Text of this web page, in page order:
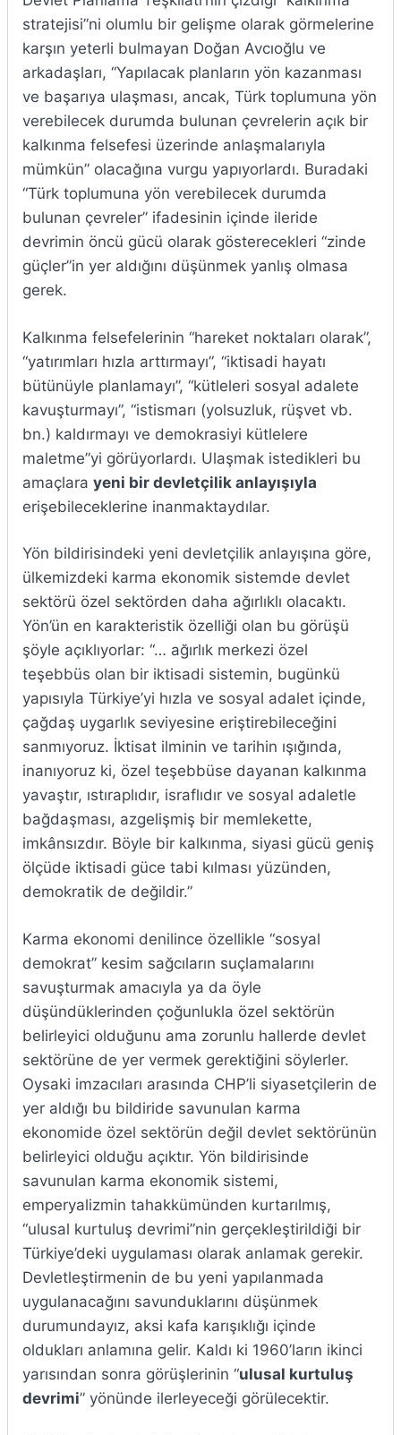
stratejisi”ni olumlu bir gelişme olarak görmelerine
karşın yeterli bulmayan Doğan Avcıoğlu ve
arkadaşları, “Yapılacak planların yön kazanması
ve başarıya ulaşması, ancak, Türk toplumuna yön
verebilecek durumda bulunan çevrelerin açık bir
kalkınma felsefesi üzerinde anlaşmalarıyla
mümkün” olacağına vurgu yapıyorlardı. Buradaki
“Türk toplumuna yön verebilecek durumda
bulunan çevreler” ifadesinin içinde ileride
devrimin öncü gücü olarak gösterecekleri “zinde
güçler”in yer aldığını düşünmek yanlış olmasa
gerek.
Kalkınma felsefelerinin “hareket noktaları olarak”,
“yatırımları hızla arttırmayı”, “iktisadi hayatı
bütünüyle planlamayı”, “kütleleri sosyal adalete
kavuşturmayı”, “istismarı (yolsuzluk, rüşvet vb.
bn.) kaldırmayı ve demokrasiyi kütlelere
maletme”yi görüyorlardı. Ulaşmak istedikleri bu
amaçlara yeni bir devletçilik anlayışıyla
erişebileceklerine inanmaktaydılar.
Yön bildirisindeki yeni devletçilik anlayışına göre,
ülkemizdeki karma ekonomik sistemde devlet
sektörü özel sektörden daha ağırlıklı olacaktı.
Yön’ün en karakteristik özelliği olan bu görüşü
şöyle açıklıyorlar: “… ağırlık merkezi özel
teşebbüs olan bir iktisadi sistemin, bugünkü
yapısıyla Türkiye’yi hızla ve sosyal adalet içinde,
çağdaş uygarlık seviyesine eriştirebileceğini
sanmıyoruz. İktisat ilminin ve tarihin ışığında,
inanıyoruz ki, özel teşebbüse dayanan kalkınma
yavaştır, ıstıraplıdır, israflıdır ve sosyal adaletle
bağdaşması, azgelişmiş bir memlekette,
imkânsızdır. Böyle bir kalkınma, siyasi gücü geniş
ölçüde iktisadi güce tabi kılması yüzünden,
demokratik de değildir.”
Karma ekonomi denilince özellikle “sosyal
demokrat” kesim sağcıların suçlamalarını
savuşturmak amacıyla ya da öyle
düşündüklerinden çoğunlukla özel sektörün
belirleyici olduğunu ama zorunlu hallerde devlet
sektörüne de yer vermek gerektiğini söylerler.
Oysaki imzacıları arasında CHP’li siyasetçilerin de
yer aldığı bu bildiride savunulan karma
ekonomide özel sektörün değil devlet sektörünün
belirleyici olduğu açıktır. Yön bildirisinde
savunulan karma ekonomik sistemi,
emperyalizmin tahakkümünden kurtarılmış,
“ulusal kurtuluş devrimi”nin gerçekleştirildiği bir
Türkiye’deki uygulaması olarak anlamak gerekir.
Devletleştirmenin de bu yeni yapılanmada
uygulanacağını savunduklarını düşünmek
durumundayız, aksi kafa karışıklığı içinde
oldukları anlamına gelir. Kaldı ki 1960’ların ikinci
yarısından sonra görüşlerinin “ulusal kurtuluş
devrimi” yönünde ilerleyeceği görülecektir.